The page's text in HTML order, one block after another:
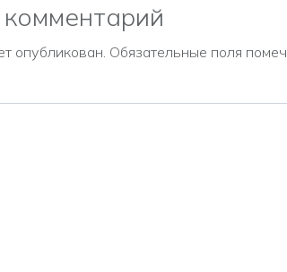
опубликован. Обязательные поля